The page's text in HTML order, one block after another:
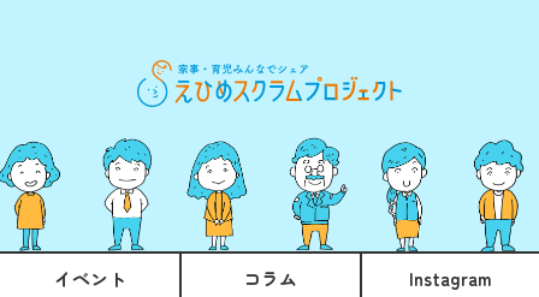
イベント コラム Instagram